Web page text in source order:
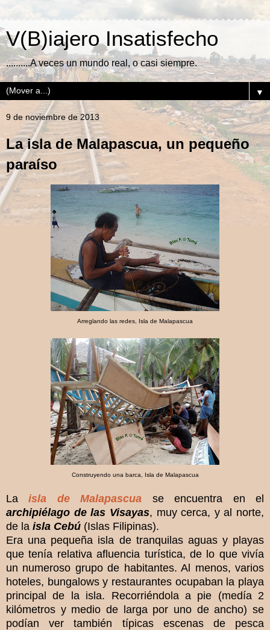
V(B)iajero Insatisfecho
..........A veces un mundo real, o casi siempre.
▼
9 de noviembre de 2013
La isla de Malapascua, un pequeño
paraíso
Arreglando las redes, Isla de Malapascua
Construyendo una barca, Isla de Malapascua
Laisla de Malapascua se encuentra en el
archipiélago de las Visayas, muy cerca, y al norte,
de la isla Cebú (Islas Filipinas).
Era una pequeña isla de tranquilas aguas y playas
que tenía relativa afluencia turística, de lo que vivía
un numeroso grupo de habitantes. Al menos, varios
hoteles, bungalows y restaurantes ocupaban la playa
principal de la isla. Recorriéndola a pie (medía 2
kilómetros y medio de larga por uno de ancho) se
podían ver también típicas escenas de pesca